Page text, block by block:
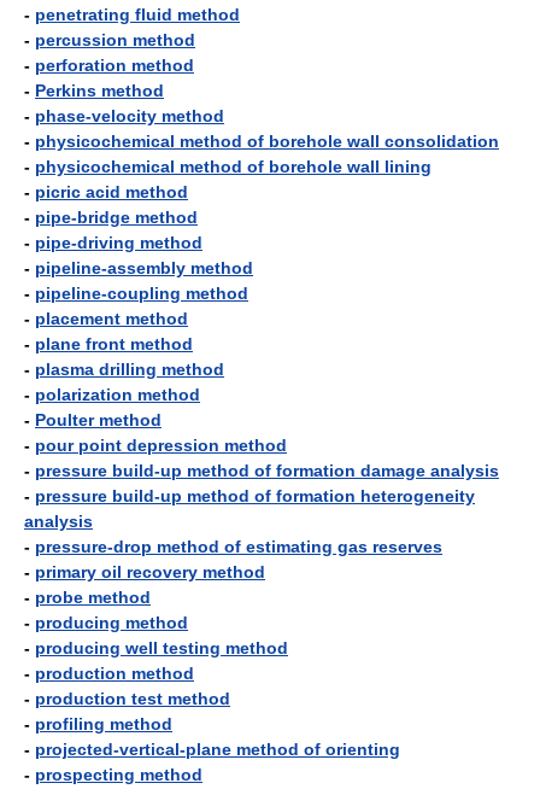
- penetrating fluid method
- percussion method
- perforation method
- Perkins method
- phase-velocity method
- physicochemical method of borehole wall consolidation
- physicochemical method of borehole wall lining
- picric acid method
- pipe-bridge method
- pipe-driving method
- pipeline-assembly method
- pipeline-coupling method
- placement method
- plane front method
- plasma drilling method
- polarization method
- Poulter method
- pour point depression method
- pressure build-up method of formation damage analysis
- pressure build-up method of formation heterogeneity
analysis
- pressure-drop method of estimating gas reserves
- primary oil recovery method
- probe method
- producing method
- producing well testing method
- production method
- production test method
- profiling method
- projected-vertical-plane method of orienting
- prospecting method